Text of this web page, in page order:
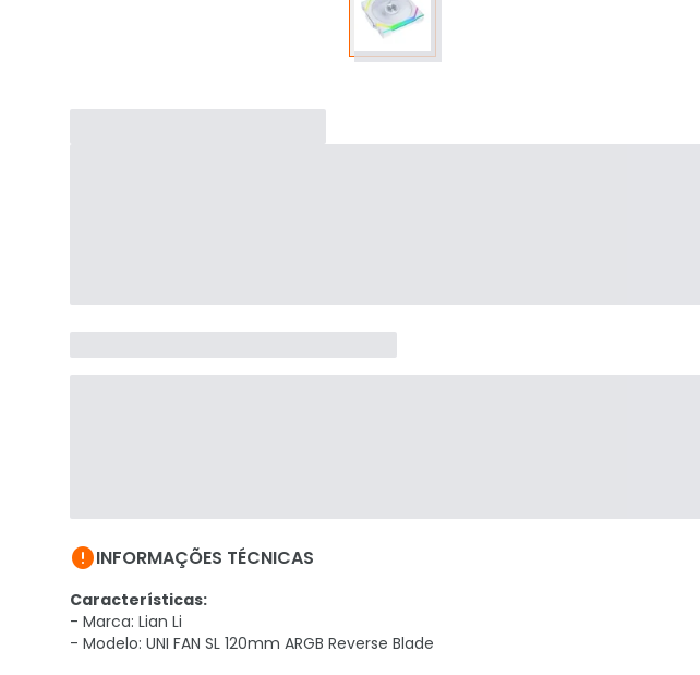
INFORMAÇÕES TÉCNICAS
Características:
- Marca: Lian Li
- Modelo: UNI FAN SL 120mm ARGB Reverse Blade